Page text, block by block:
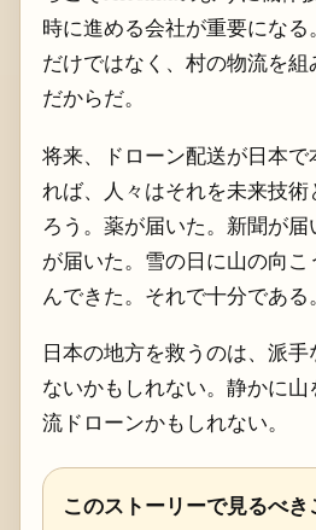
時に進める会社が重要にな
だけではなく、村の物流を
だからだ。
将来、ドローン配送が日本
れば、人々はそれを未来技
ろう。薬が届いた。新聞が
が届いた。雪の日に山の向
んできた。それで十分である。
日本の地方を救うのは、派
ないかもしれない。静かに
流ドローンかもしれない。
このストーリーで見るべき